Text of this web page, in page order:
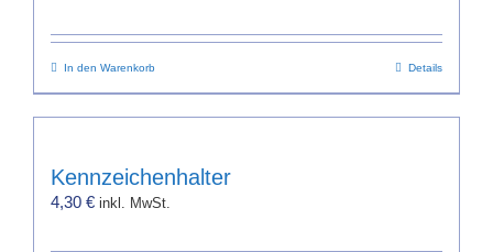
Optionen
auf
der
gewählt
In den Warenkorb Details
Kennzeichenhalter
4,30 € inkl. MwSt.